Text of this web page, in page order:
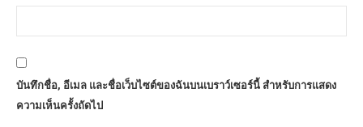
บันทึกชื่อ, อีเมล และชื่อเว็บไซต์ของฉันบนเบราว์เซอร์นี้ สำหรับการแสดง
ความเห็นครั้งถัดไป